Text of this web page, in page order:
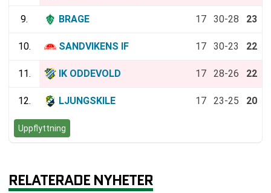
9. BRAGE 17 30-28 23
10. SANDVIKENS IF 17 30-23 22
11. IK ODDEVOLD 17 28-26 22
12. LJUNGSKILE 17 23-25 20
Uppflyttning
RELATERADE NYHETER